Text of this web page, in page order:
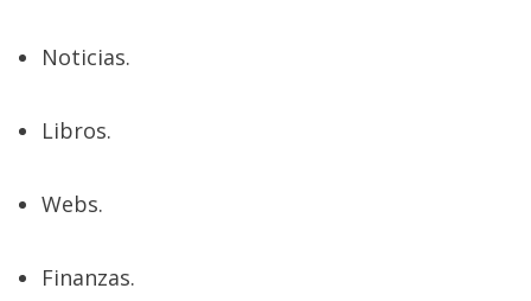
Noticias.
Libros.
Webs.
Finanzas.